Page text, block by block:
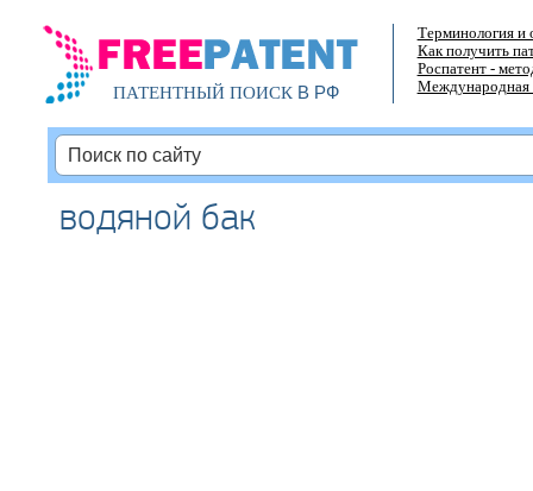
ПАТЕНТНЫЙ ПОИСКВ РФ
Терминология и
Как получить
Роспатент -
Международная
водяной бак